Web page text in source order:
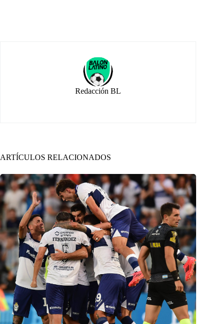
Redacción BL
ARTÍCULOS RELACIONADOS